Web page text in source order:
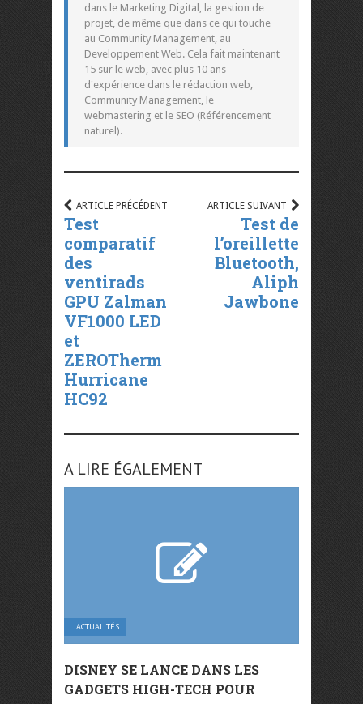
dans le Marketing Digital, la gestion de
projet, de même que dans ce qui touche
au Community Management, au
Developpement Web. Cela fait maintenant
15 sur le web, avec plus 10 ans
d'expérience dans le rédaction web,
Community Management, le
webmastering et le SEO (Référencement
naturel).
ARTICLE PRÉCÉDENT
Test
comparatif
des
ventirads
GPU Zalman
VF1000 LED
et
ZEROTherm
Hurricane
HC92
ARTICLE SUIVANT
Test de
l’oreillette
Bluetooth,
Aliph
Jawbone
A LIRE ÉGALEMENT
ACTUALITÉS
DISNEY SE LANCE DANS LES
GADGETS HIGH-TECH POUR